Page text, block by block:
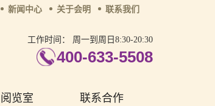
新闻中心 关于会明 联系我们
工作时间： 周一到周日8:30-20:30
400-633-5508
阅览室 联系合作